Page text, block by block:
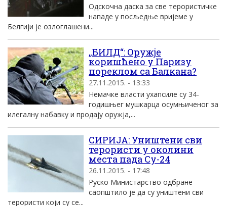
Одскочна даска за све терористичке
нападе у посљедње вријеме у
Белгији је озлоглашени...
„БИЛД“: Оружје
коришћено у Паризу
пореклом са Балкана?
27.11.2015. - 13:33
Немачке власти ухапсиле су 34-
годишњег мушкарца осумњиченог за
илегалну набавку и продају оружја,...
СИРИЈА: Уништени сви
терористи у околини
места пада Су-24
26.11.2015. - 17:48
Руско Министарство одбране
саопштило је да су уништени сви
терористи који су се...